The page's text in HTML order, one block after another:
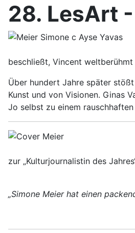
28. LesArt
beschließt, Vincent
Über hundert Jahre später
Kunst und von Visionen. Ginas
Jo selbst zu einem
zur „Kulturjournalistin des
„Simone Meier hat einen